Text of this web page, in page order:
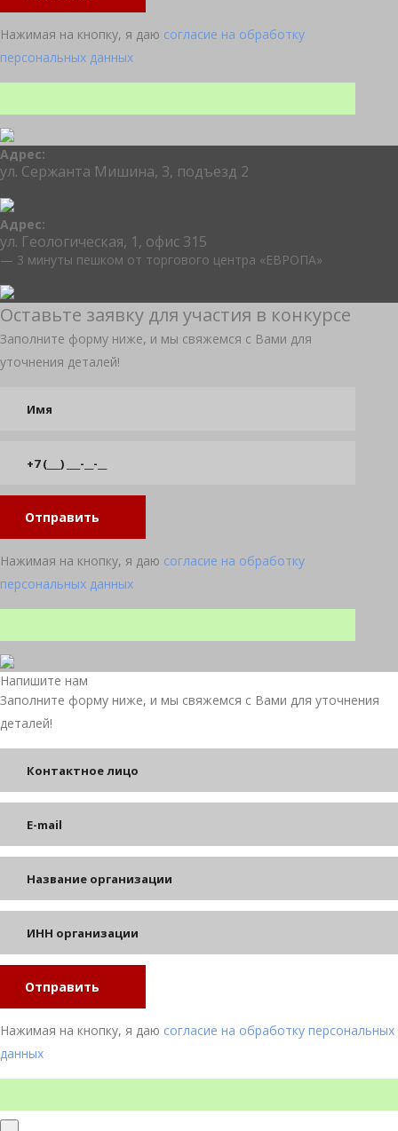
Нажимая на кнопку, я даю согласие на обработку
персональных данных
Адрес:
ул. Сержанта Мишина, 3, подъезд 2
Адрес:
ул. Геологическая, 1, офис 315
— 3 минуты пешком от торгового центра «ЕВРОПА»
Оставьте заявку для участия в конкурсе
Заполните форму ниже, и мы свяжемся с Вами для
уточнения деталей!
Отправить
Нажимая на кнопку, я даю согласие на обработку
персональных данных
Прокрутка
вверх
Напишите нам
Заполните форму ниже, и мы свяжемся с Вами для уточнения
деталей!
Отправить
Нажимая на кнопку, я даю согласие на обработку персональных
данных